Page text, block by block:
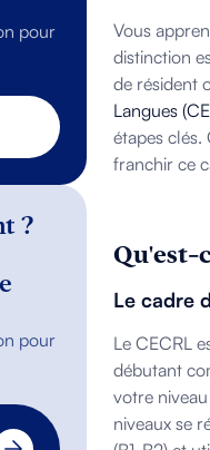
pour
?
pour
Vous
distinction
de résident
Langues
étapes clés.
franchir ce
Qu'est-
Le cadre
Le CECRL
débutant
votre
niveaux se